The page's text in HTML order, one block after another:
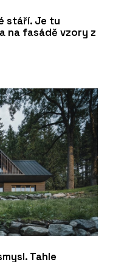
stáří. Je tu
na fasádě vzory z
Tahle